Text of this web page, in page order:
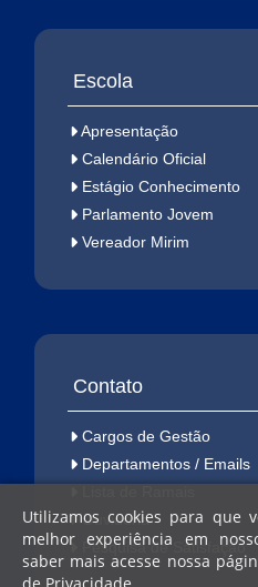
Escola
Apresentação
Calendário Oficial
Estágio Conhecimento
Parlamento Jovem
Vereador Mirim
Contato
Cargos de Gestão
Departamentos / Emails
Ouvidoria
Pesquisa de Satisfação
Utilizamos cookies para que
melhor experiência em
saber mais acesse nossa